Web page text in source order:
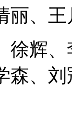
丽、
辉、
森、